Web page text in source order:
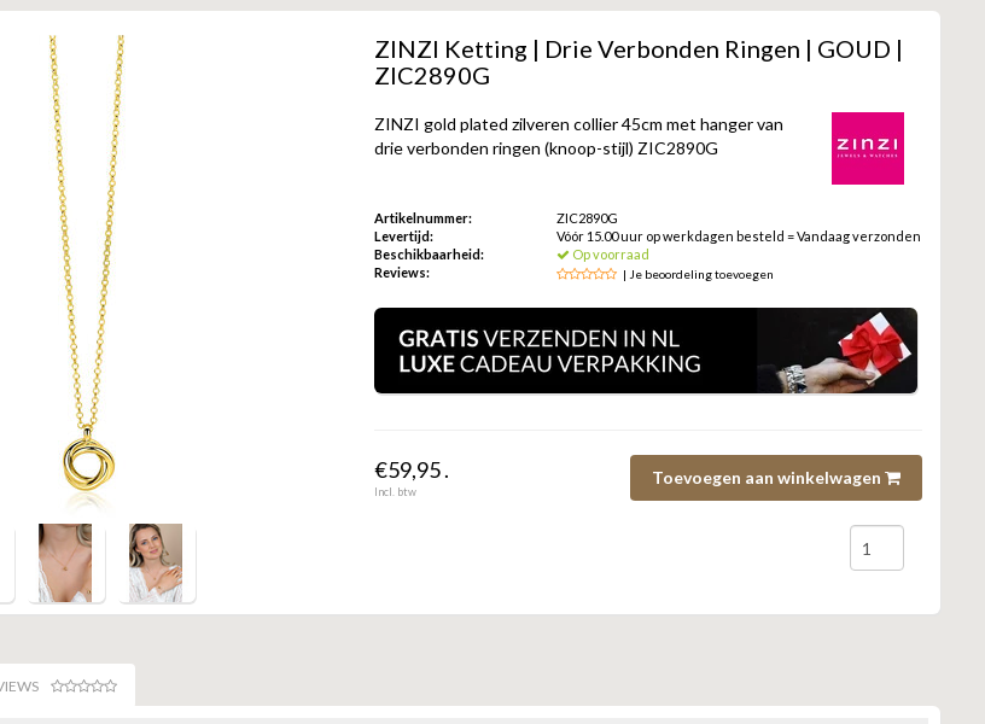
ZINZI Ketting | Drie Verbonden Ringen | GOUD |
ZIC2890G
ZINZI gold plated zilveren collier 45cm met hanger van
drie verbonden ringen (knoop-stijl) ZIC2890G
Artikelnummer:
ZIC2890G
Levertijd:
Vóór 15.00 uur op werkdagen besteld = Vandaag verzonden
Beschikbaarheid:
Op voorraad
Reviews:
| Je beoordeling toevoegen
€59,95 .
Incl. btw
Toevoegen aan winkelwagen